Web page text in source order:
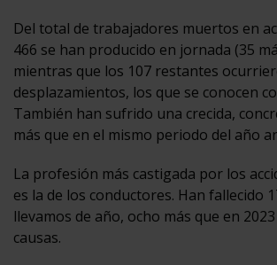
Del total de trabajadores muertos en
466 se han producido en jornada (35
mientras que los 107 restantes
desplazamientos, los que se conocen
También han sufrido una crecida,
más que en el mismo periodo del año
La profesión más castigada por los
es la de los conductores. Han fallecido
llevamos de año, ocho más que en
causas.